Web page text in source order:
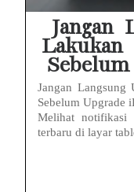
Jangan
Jangan
Sebelum Upgrade
Melihat notifikasi
terbaru di layar